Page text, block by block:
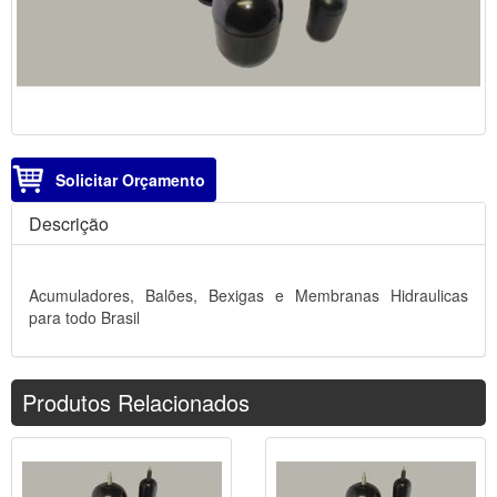
Solicitar Orçamento
Descrição
Acumuladores, Balões, Bexigas e Membranas Hidraulicas
para todo Brasil
Produtos Relacionados